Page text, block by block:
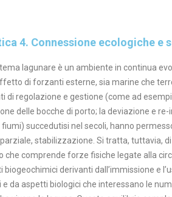
4. Connessione ecologiche e
lagunare è un ambiente in continua
di forzanti esterne, sia marine che
di regolazione e gestione (come ad
delle bocche di porto; la deviazione e
fiumi) succedutisi nel secoli, hanno
stabilizzazione. Si tratta, tuttavia, di
che comprende forze fisiche legate alla
biogeochimici derivanti dall’immissione e
da aspetti biologici che interessano le